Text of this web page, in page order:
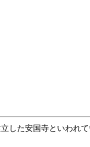
した安国寺といわれ